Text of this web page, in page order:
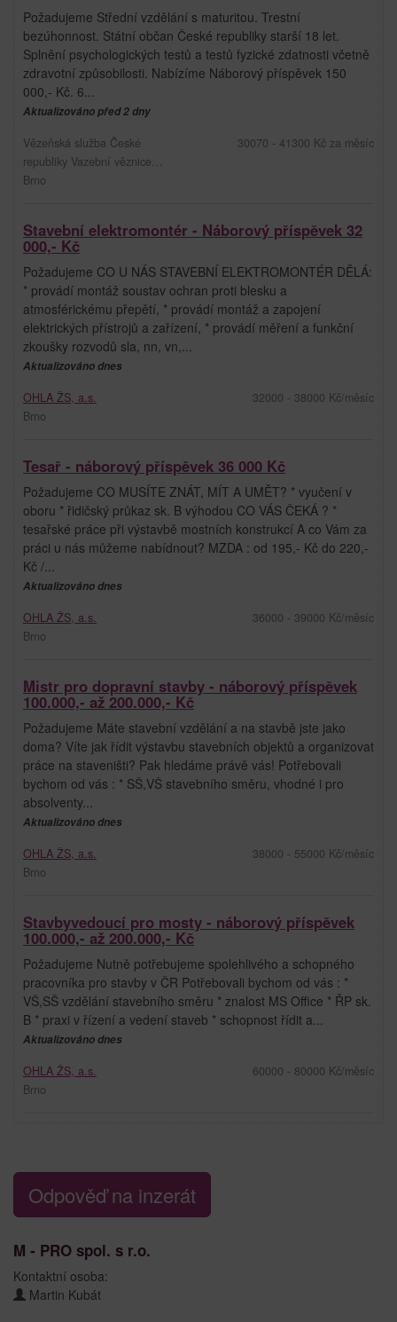
Požadujeme Střední vzdělání s maturitou. Trestní
bezúhonnost. Státní občan České republiky starší 18 let.
Splnění psychologických testů a testů fyzické zdatnosti včetně
zdravotní způsobilosti. Nabízíme Náborový příspěvek 150
000,- Kč. 6...
Aktualizováno před 2 dny
Vězeňská služba České
republiky Vazební věznice…
Brno
30070 - 41300 Kč za měsíc
Stavební elektromontér - Náborový příspěvek 32
000,- Kč
Požadujeme CO U NÁS STAVEBNÍ ELEKTROMONTÉR DĚLÁ:
* provádí montáž soustav ochran proti blesku a
atmosférickému přepětí, * provádí montáž a zapojení
elektrických přístrojů a zařízení, * provádí měření a funkční
zkoušky rozvodů sla, nn, vn,...
Aktualizováno dnes
OHLA ŽS, a.s.
Brno
32000 - 38000 Kč/měsíc
Tesař - náborový příspěvek 36 000 Kč
Požadujeme CO MUSÍTE ZNÁT, MÍT A UMĚT? * vyučení v
oboru * řidičský průkaz sk. B výhodou CO VÁS ČEKÁ ? *
tesařské práce při výstavbě mostních konstrukcí A co Vám za
práci u nás můžeme nabídnout? MZDA : od 195,- Kč do 220,-
Kč /...
Aktualizováno dnes
OHLA ŽS, a.s.
Brno
36000 - 39000 Kč/měsíc
Mistr pro dopravní stavby - náborový příspěvek
100.000,- až 200.000,- Kč
Požadujeme Máte stavební vzdělání a na stavbě jste jako
doma? Víte jak řídit výstavbu stavebních objektů a organizovat
práce na staveništi? Pak hledáme právě vás! Potřebovali
bychom od vás : * SŠ,VŠ stavebního směru, vhodné i pro
absolventy...
Aktualizováno dnes
OHLA ŽS, a.s.
Brno
38000 - 55000 Kč/měsíc
Stavbyvedoucí pro mosty - náborový příspěvek
100.000,- až 200.000,- Kč
Požadujeme Nutně potřebujeme spolehlivého a schopného
pracovníka pro stavby v ČR Potřebovali bychom od vás : *
VŠ,SŠ vzdělání stavebního směru * znalost MS Office * ŘP sk.
B * praxi v řízení a vedení staveb * schopnost řídit a...
Aktualizováno dnes
OHLA ŽS, a.s.
Brno
60000 - 80000 Kč/měsíc
Odpověď na inzerát
M - PRO spol. s r.o.
Kontaktní osoba:
Martin Kubát